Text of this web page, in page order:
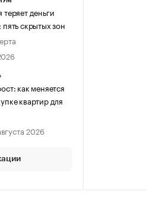
деньги
скрытых зон
как меняется
квартир для
2026